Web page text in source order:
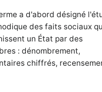
a d'abord désigné
des faits sociaux
un État par des
: dénombrement,
chiffrés,